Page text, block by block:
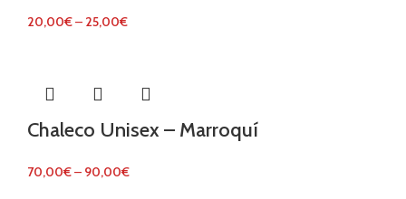
20,00€– 25,00€
Chaleco Unisex – Marroquí
70,00€– 90,00€